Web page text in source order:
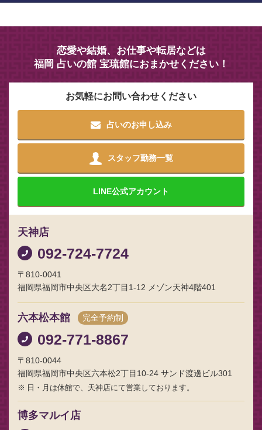
恋愛や結婚、お仕事や転居などは
福岡 占いの館 宝琉館におまかせください！
お気軽にお問い合わせください
占いのお申し込み
スタッフ勤務一覧
LINE公式アカウント
天神店
092-724-7724
〒810-0041
福岡県福岡市中央区大名2丁目1-12 メゾン天神4階401
六本松本館 完全予約制
092-771-8867
〒810-0044
福岡県福岡市中央区六本松2丁目10-24 サンド渡邊ビル301
日・月は休館で、天神店にて営業しております。
博多マルイ店